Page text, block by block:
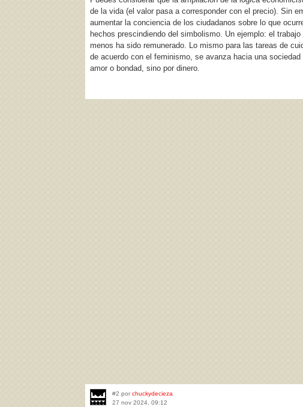
de la vida (el valor pasa a corresponder con el precio). Sin
aumentar la conciencia de los ciudadanos sobre lo que
hechos prescindiendo del simbolismo. Un ejemplo: el
menos ha sido remunerado. Lo mismo para las tareas de
de acuerdo con el feminismo, se avanza hacia una
amor o bondad, sino por dinero.
#2 por chuckydecieza
27 nov 2024, 09:12